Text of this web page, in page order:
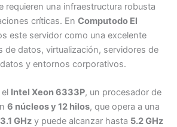
requieren una infraestructura robusta
críticas. En Computodo El
este servidor como una excelente
de datos, virtualización, servidores de
y entornos corporativos.
Intel Xeon 6333P, un procesador de
6 núcleos y 12 hilos, que opera a una
3.1 GHz y puede alcanzar hasta 5.2 GHz